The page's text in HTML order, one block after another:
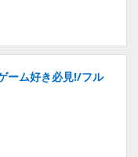
ーム好き必見!/フル